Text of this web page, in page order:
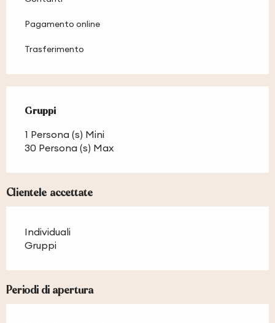
Pagamento online
Trasferimento
Gruppi
Gruppi
1 Persona (s) Mini
30 Persona (s) Max
Clientele accettate
Individuali
Gruppi
Periodi di apertura